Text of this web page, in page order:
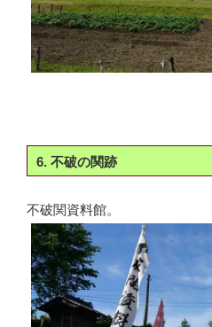
6. 不破の関跡
不破関資料館。